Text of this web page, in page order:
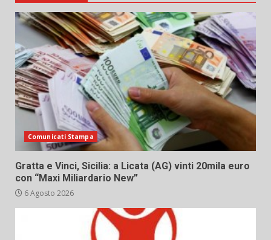
Comunicati Stampa
Gratta e Vinci, Sicilia: a Licata (AG) vinti 20mila euro
con “Maxi Miliardario New”
6 Agosto 2026